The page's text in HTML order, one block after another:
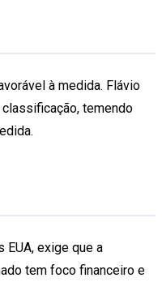
à medida. Flávio
temendo
exige que a
tem foco financeiro e